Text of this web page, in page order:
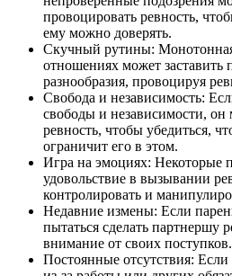
провоцировать ревность,
ему можно доверять.
Скучный рутины:
отношениях может заставить
разнообразия, провоцируя
Свобода и независимость:
свободы и независимости, он
ревность, чтобы убедиться,
ограничит его в этом.
Игра на эмоциях: Некоторые
удовольствие в вызывании
контролировать и
Недавние измены: Если
пытаться сделать партнершу
внимание от своих поступков.
Постоянные отсутствия: Если